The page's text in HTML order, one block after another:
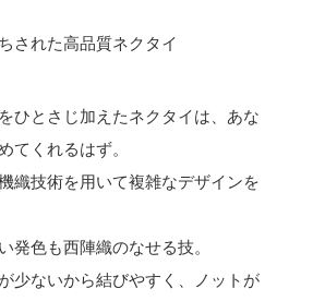
された高品質ネクタイ
ひとさじ加えたネクタイは、あな
てくれるはず。
織技術を用いて複雑なデザインを
発色も西陣織のなせる技。
少ないから結びやすく、ノットが